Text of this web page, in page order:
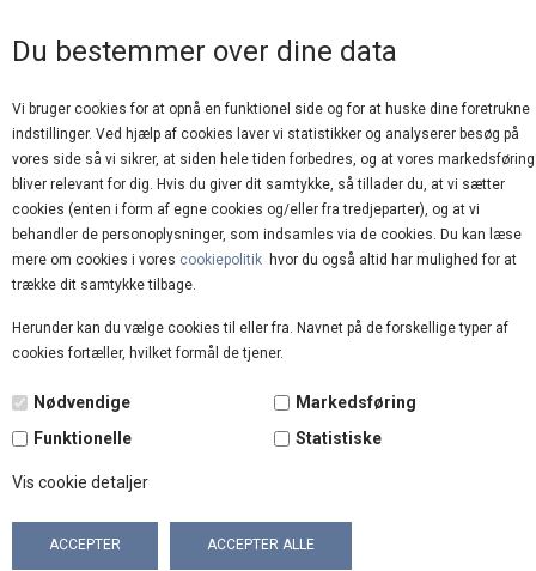
Du bestemmer over dine data
Vi bruger cookies for at opnå en funktionel side og for at huske dine foretrukne
indstillinger. Ved hjælp af cookies laver vi statistikker og analyserer besøg på
vores side så vi sikrer, at siden hele tiden forbedres, og at vores markedsføring
bliver relevant for dig. Hvis du giver dit samtykke, så tillader du, at vi sætter
cookies (enten i form af egne cookies og/eller fra tredjeparter), og at vi
behandler de personoplysninger, som indsamles via de cookies. Du kan læse
mere om cookies i vores cookiepolitik hvor du også altid har mulighed for at
trække dit samtykke tilbage.
Herunder kan du vælge cookies til eller fra. Navnet på de forskellige typer af
cookies fortæller, hvilket formål de tjener.
Nødvendige
Markedsføring
Funktionelle
Statistiske
Vis cookie detaljer
Forside» Brands»Haute L`Amitié
TILBUD